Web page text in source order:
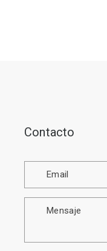
Contacto